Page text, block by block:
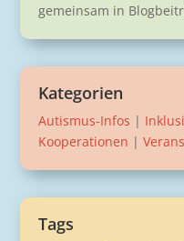
gemeinsam in
Kategorien
Autismus-Infos |
Kooperationen |
Tags